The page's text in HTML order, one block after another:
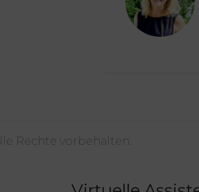
Rechte vorbehalten.